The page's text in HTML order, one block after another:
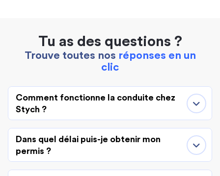
Tu as des questions ?
Trouve toutes nos réponses en un
clic
Comment fonctionne la conduite chez
Stych ?
Dans quel délai puis-je obtenir mon
permis ?